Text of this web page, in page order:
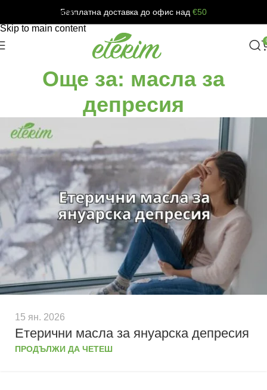
Skip to navigation
Skip to main content
Безплатна доставка до офис над €50
Още за: масла за
депресия
15 ян. 2026
Етерични масла за януарска депресия
ПРОДЪЛЖИ ДА ЧЕТЕШ